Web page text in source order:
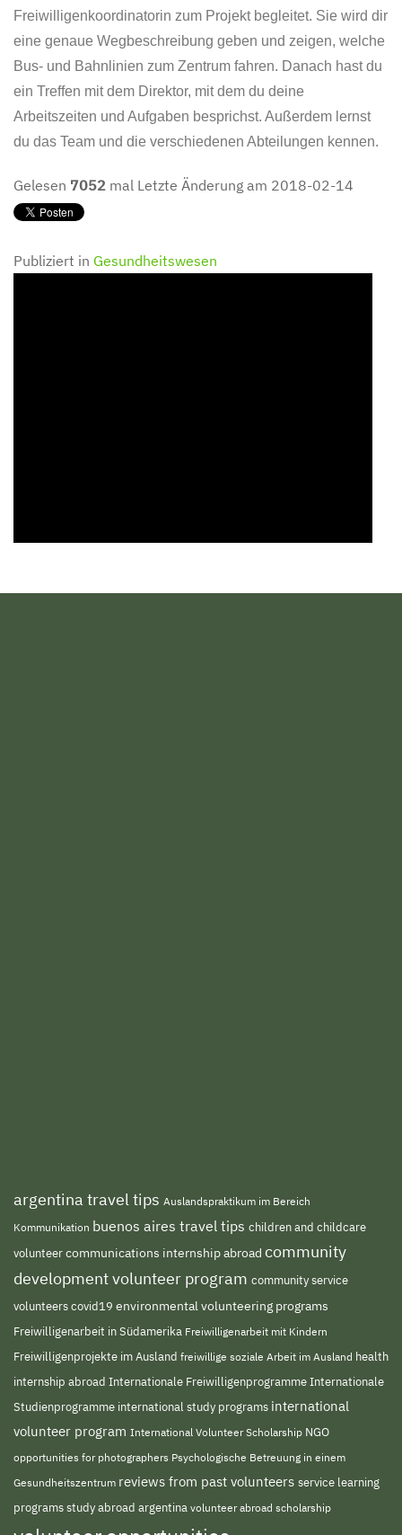
Freiwilligenkoordinatorin zum Projekt begleitet. Sie wird dir
eine genaue Wegbeschreibung geben und zeigen, welche
Bus- und Bahnlinien zum Zentrum fahren. Danach hast du
ein Treffen mit dem Direktor, mit dem du deine
Arbeitszeiten und Aufgaben besprichst. Außerdem lernst
du das Team und die verschiedenen Abteilungen kennen.
Gelesen 7052 mal Letzte Änderung am 2018-02-14
Publiziert in Gesundheitswesen
argentina travel tips Auslandspraktikum im Bereich
Kommunikation buenos aires travel tips children and childcare
volunteercommunications internship abroad community
development volunteer program community service
volunteerscovid19 environmental volunteering programs
Freiwilligenarbeit in Südamerika Freiwilligenarbeit mit Kindern
Freiwilligenprojekte im Ausland freiwillige soziale Arbeit im Ausland health
internship abroad Internationale FreiwilligenprogrammeInternationale
Studienprogramme international study programs international
volunteer program International Volunteer Scholarship NGO
opportunities for photographers Psychologische Betreuung in einem
Gesundheitszentrum reviews from past volunteers service learning
programsstudy abroad argentina volunteer abroad scholarship